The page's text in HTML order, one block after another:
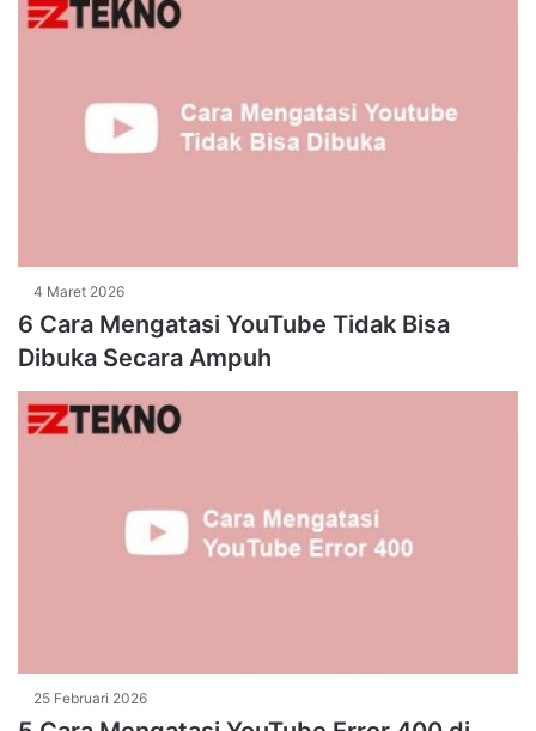
4 Maret 2026
6 Cara Mengatasi YouTube Tidak Bisa
Dibuka Secara Ampuh
25 Februari 2026